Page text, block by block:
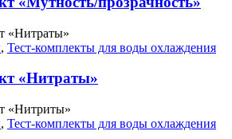
, Тест-комплекты для воды охлаждения
«Нитраты»
, Тест-комплекты для воды охлаждения